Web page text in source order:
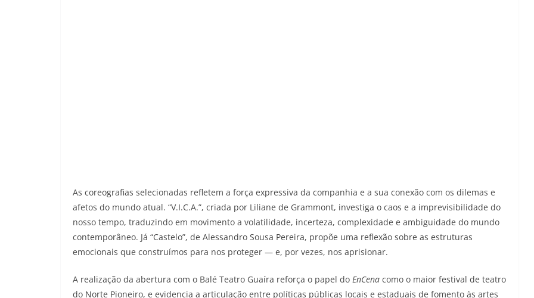
As coreografias selecionadas refletem a força expressiva da companhia e a sua conexão com os dilemas e
afetos do mundo atual. “V.I.C.A.”, criada por Liliane de Grammont, investiga o caos e a imprevisibilidade do
nosso tempo, traduzindo em movimento a volatilidade, incerteza, complexidade e ambiguidade do mundo
contemporâneo. Já “Castelo”, de Alessandro Sousa Pereira, propõe uma reflexão sobre as estruturas
emocionais que construímos para nos proteger — e, por vezes, nos aprisionar.
A realização da abertura com o Balé Teatro Guaíra reforça o papel do EnCena como o maior festival de teatro
do Norte Pioneiro, e evidencia a articulação entre políticas públicas locais e estaduais de fomento às artes